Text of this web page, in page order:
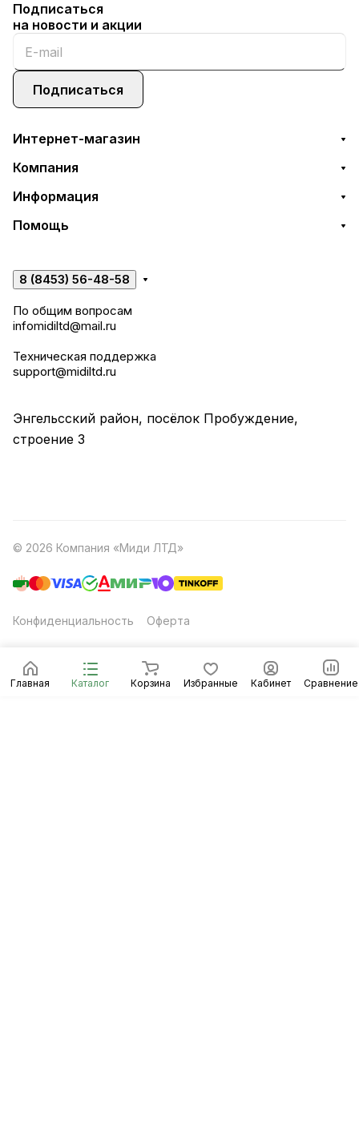
Главная Каталог Корзина Избранные Кабинет Сравнение
Подписаться
на новости и акции
Подписаться
Интернет-магазин
Компания
Информация
Помощь
8 (8453) 56-48-58
По общим вопросам
infomidiltd@mail.ru
Техническая поддержка
support@midiltd.ru
Энгельсский район, посёлок Пробуждение,
строение 3
© 2026 Компания «Миди ЛТД»
Конфиденциальность Оферта